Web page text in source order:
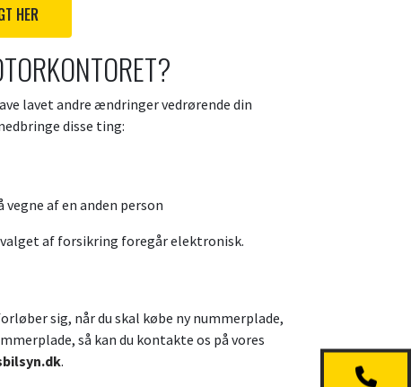
HER
lavet andre ændringer vedrørende din
disse ting:
af en anden person
af forsikring foregår elektronisk.
sig, når du skal købe ny nummerplade,
så kan du kontakte os på vores
.